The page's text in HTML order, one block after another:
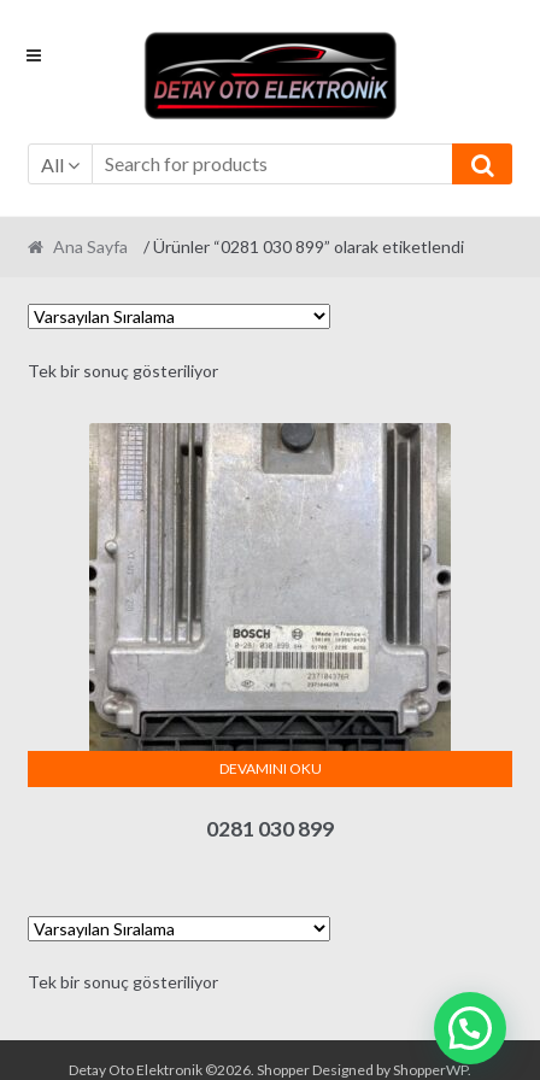
Skip
Skip
All
Ana Sayfa / Ürünler “0281 030 899” olarak etiketlendi
Tek bir sonuç gösteriliyor
0281 030 899
DEVAMINI OKU
Tek bir sonuç gösteriliyor
Detay Oto Elektronik ©2026. Shopper Designed byShopperWP.